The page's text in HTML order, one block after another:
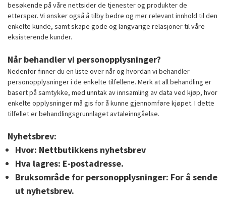
besøkende på våre nettsider de tjenester og produkter de
etterspør. Vi ønsker også å tilby bedre og mer relevant innhold til den
enkelte kunde, samt skape gode og langvarige relasjoner til våre
eksisterende kunder.
Når behandler vi personopplysninger?
Nedenfor finner du en liste over når og hvordan vi behandler
personopplysninger i de enkelte tilfellene. Merk at all behandling er
basert på samtykke, med unntak av innsamling av data ved kjøp, hvor
enkelte opplysninger må gis for å kunne gjennomføre kjøpet. I dette
tilfellet er behandlingsgrunnlaget avtaleinngåelse.
Nyhetsbrev:
Hvor: Nettbutikkens nyhetsbrev
Hva lagres: E-postadresse.
Bruksområde for personopplysninger: For å sende
ut nyhetsbrev.